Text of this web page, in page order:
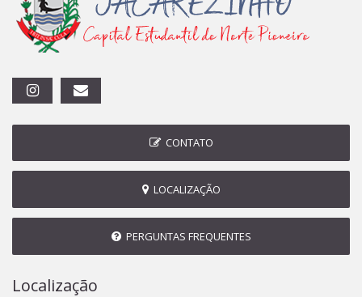
CONTATO
LOCALIZAÇÃO
PERGUNTAS FREQUENTES
Localização